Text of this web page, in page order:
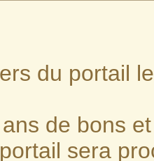
du portail
de bons
sera